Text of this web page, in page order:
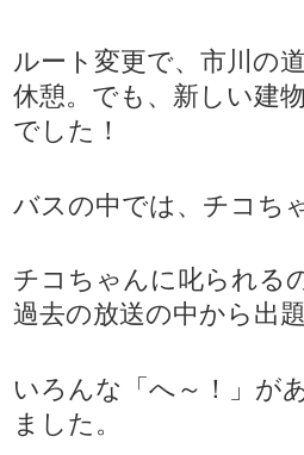
ルート変更で、市川の
休憩。でも、新しい建
でした！
バスの中では、チコち
チコちゃんに叱られる
過去の放送の中から出題
いろんな「へ～！」が
ました。